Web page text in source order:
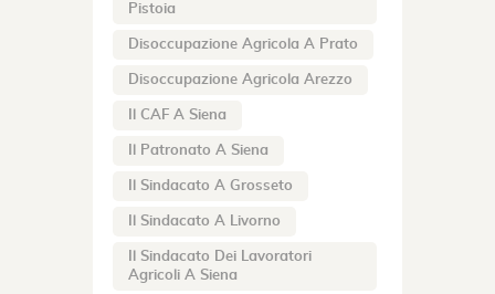
Pistoia
Disoccupazione Agricola A Prato
Disoccupazione Agricola Arezzo
Il CAF A Siena
Il Patronato A Siena
Il Sindacato A Grosseto
Il Sindacato A Livorno
Il Sindacato Dei Lavoratori
Agricoli A Siena